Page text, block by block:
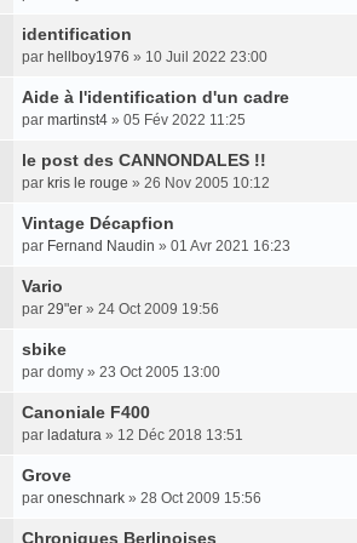
identification
par hellboy1976 » 10 Juil 2022 23:00
Aide à l'identification d'un cadre
par martinst4 » 05 Fév 2022 11:25
le post des CANNONDALES !!
par kris le rouge » 26 Nov 2005 10:12
Vintage Décapfion
par Fernand Naudin » 01 Avr 2021 16:23
Vario
par 29"er » 24 Oct 2009 19:56
sbike
par domy » 23 Oct 2005 13:00
Canoniale F400
par ladatura » 12 Déc 2018 13:51
Grove
par oneschnark » 28 Oct 2009 15:56
Chroniques Berlinoises